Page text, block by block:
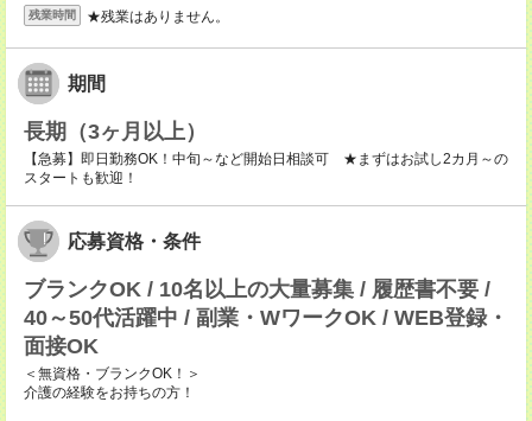
残業時間 ★残業はありません。
期間
長期（3ヶ月以上）
【急募】即日勤務OK！中旬～など開始日相談可 ★まずはお試し2カ月～の
スタートも歓迎！
応募資格・条件
ブランクOK / 10名以上の大量募集 / 履歴書不要 /
40～50代活躍中 / 副業・WワークOK / WEB登録・
面接OK
＜無資格・ブランクOK！＞
介護の経験をお持ちの方！